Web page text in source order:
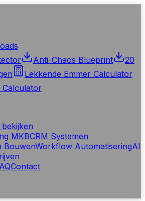
Anti-Chaos Blueprint
20
Lekkende Emmer Calculator
Calculator
MKBCRM Systemen
BouwenWorkflow AutomatiseringAI
Contact